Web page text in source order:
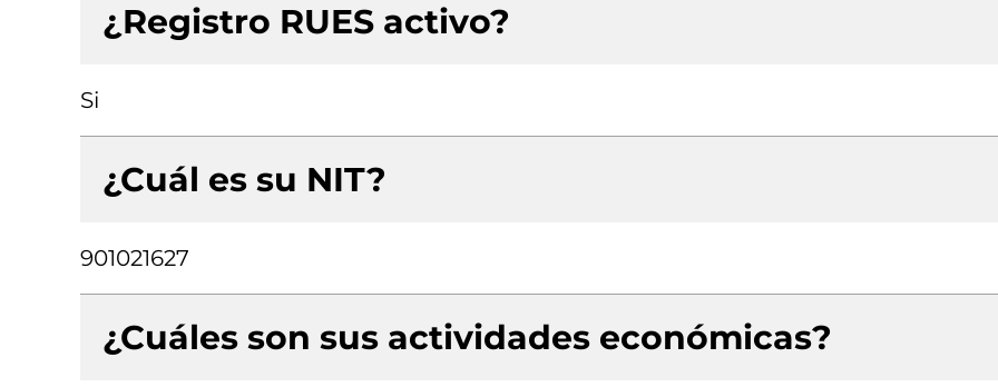
¿Registro RUES activo?
Si
¿Cuál es su NIT?
901021627
¿Cuáles son sus actividades económicas?